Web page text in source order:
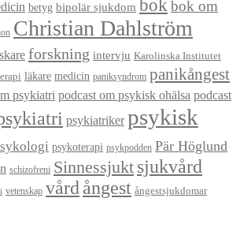
betyg bipolär sjukdom bokbok om
Christian Dahlström
forskning intervju Karolinska Institutet
läkare medicin paniksyndrom panikångest
psykiatri podcast om psykisk ohälsa podcast
psykiatriker psykisk
psykoterapi psykpodden Pär Höglund
schizofreni Sinnessjukt sjukvård
vetenskap vård ångest ångestsjukdomar